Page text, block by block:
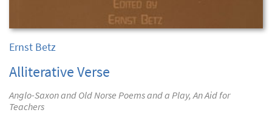
Ernst Betz
Alliterative Verse
Anglo-Saxon and Old Norse Poems and a Play, An Aid for
Teachers